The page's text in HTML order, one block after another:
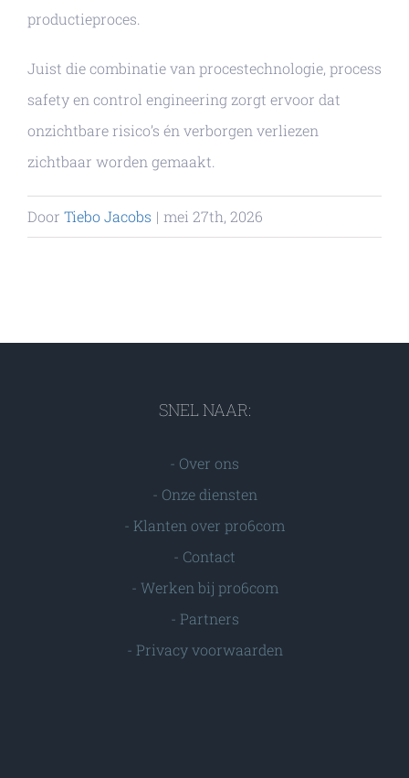
productieproces.
Juist die combinatie van procestechnologie, process
safety en control engineering zorgt ervoor dat
onzichtbare risico’s én verborgen verliezen
zichtbaar worden gemaakt.
Door Tiebo Jacobs | mei 27th, 2026
SNEL NAAR:
- Over ons
- Onze diensten
- Klanten over pro6com
- Contact
- Werken bij pro6com
- Partners
- Privacy voorwaarden